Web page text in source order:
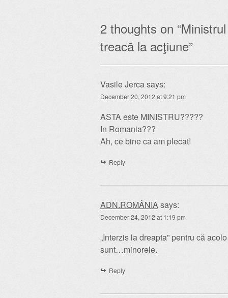
2 thoughts on “
treacă la acţiune”
Vasile Jercasays:
December 20, 2012 at 9:21 pm
ASTA este MINISTRU?????
In Romania???
Ah, ce bine ca am plecat!
Reply
ADN.ROMÂNIAsays:
December 24, 2012 at 1:19 pm
„Interzis la dreapta” pentru că
sunt…minorele.
Reply